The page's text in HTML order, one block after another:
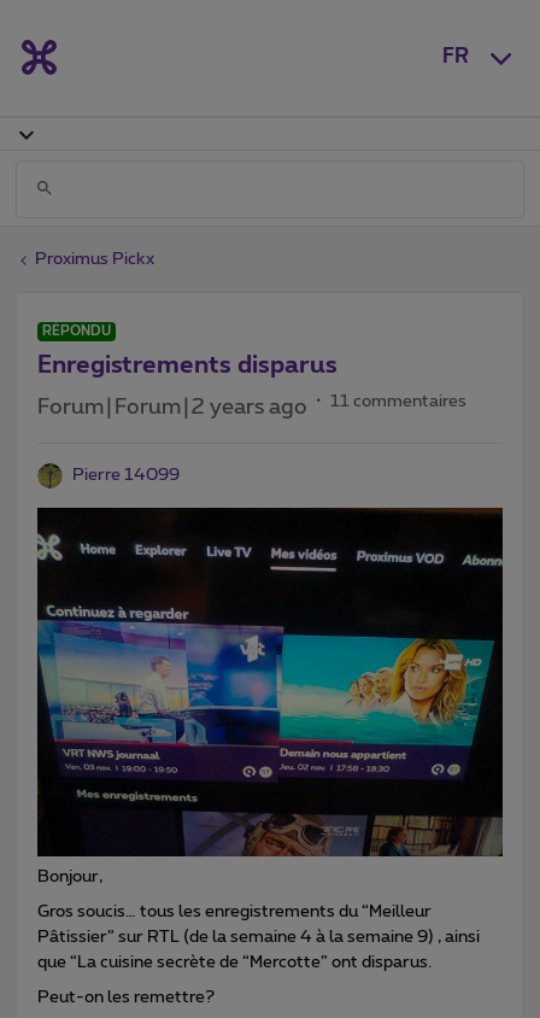
FR
Proximus Pickx
RÉPONDU
Enregistrements disparus
Forum|Forum|2 years ago 11 commentaires
Pierre 14099
Bonjour,
Gros soucis… tous les enregistrements du “Meilleur
Pâtissier” sur RTL (de la semaine 4 à la semaine 9) , ainsi
que “La cuisine secrète de “Mercotte” ont disparus.
Peut-on les remettre?